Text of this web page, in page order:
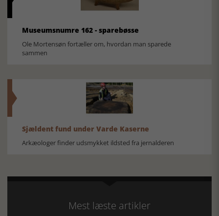
Museumsnumre 162 - sparebøsse
Ole Mortensøn fortæller om, hvordan man sparede
sammen
Sjældent fund under Varde Kaserne
Arkæologer finder udsmykket ildsted fra jernalderen
Mest læste artikler